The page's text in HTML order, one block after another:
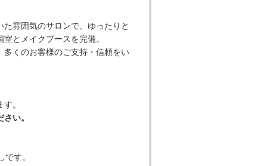
雰囲気のサロンで、ゆったりと
とメイクブースを完備。
くのお客様のご支持・信頼をい
。
い。
す。